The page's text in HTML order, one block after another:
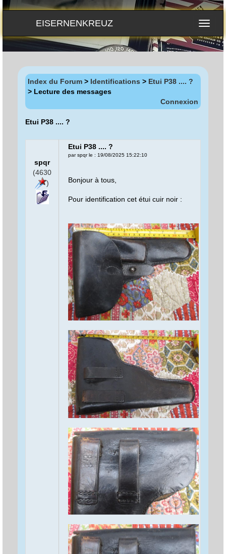
EISERNENKREUZ
Index du Forum > Identifications > Etui P38 .... ?
> Lecture des messages
Connexion
Etui P38 .... ?
spqr
(4630
)
Etui P38 .... ?
par spqr le : 19/08/2025 15:22:10
Bonjour à tous,
Pour identification cet étui cuir noir :